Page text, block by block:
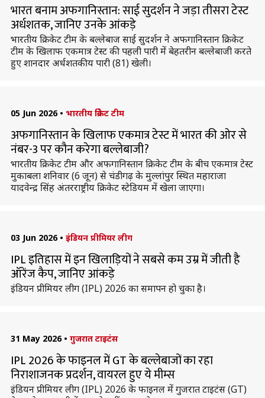
भारत बनाम अफगानिस्तान: साई सुदर्शन ने जड़ा तीसरा टेस्ट
अर्धशतक, जानिए उनके आंकड़े
भारतीय क्रिकेट टीम के बल्लेबाज साई सुदर्शन ने अफगानिस्तान क्रिकेट
टीम के खिलाफ एकमात्र टेस्ट की पहली पारी में बेहतरीन बल्लेबाजी करते
हुए शानदार अर्धशतकीय पारी (81) खेली।
05 Jun 2026 • भारतीय क्रिकेट टीम
अफगानिस्तान के खिलाफ एकमात्र टेस्ट में भारत की ओर से
नंबर-3 पर कौन करेगा बल्लेबाजी?
भारतीय क्रिकेट टीम और अफगानिस्तान क्रिकेट टीम के बीच एकमात्र टेस्ट
मुकाबला शनिवार (6 जून) से चंडीगढ़ के मुल्लांपुर स्थित महाराजा
यादवेन्द्र सिंह अंतरराष्ट्रीय क्रिकेट स्टेडियम में खेला जाएगा।
03 Jun 2026 • इंडियन प्रीमियर लीग
IPL इतिहास में इन खिलाड़ियों ने सबसे कम उम्र में जीती है
ऑरेंज कैप, जानिए आंकड़े
इंडियन प्रीमियर लीग (IPL) 2026 का समापन हो चुका है।
31 May 2026 • गुजरात टाइटंस
IPL 2026 के फाइनल में GT के बल्लेबाजों का रहा
निराशाजनक प्रदर्शन, वायरल हुए ये मीम्स
इंडियन प्रीमियर लीग (IPL) 2026 के फाइनल में गुजरात टाइटंस (GT)